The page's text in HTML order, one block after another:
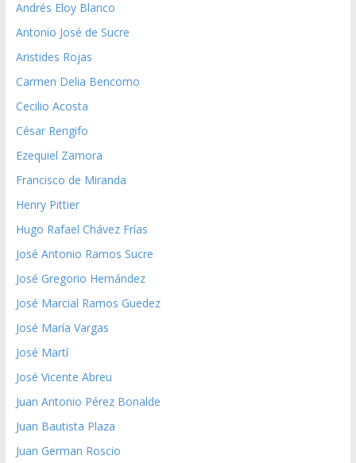
Andrés Eloy Blanco
Antonio José de Sucre
Aristides Rojas
Carmen Delia Bencomo
Cecilio Acosta
César Rengifo
Ezequiel Zamora
Francisco de Miranda
Henry Pittier
Hugo Rafael Chávez Frías
José Antonio Ramos Sucre
José Gregorio Hernández
José Marcial Ramos Guedez
José María Vargas
José Martí
José Vicente Abreu
Juan Antonio Pérez Bonalde
Juan Bautista Plaza
Juan German Roscio